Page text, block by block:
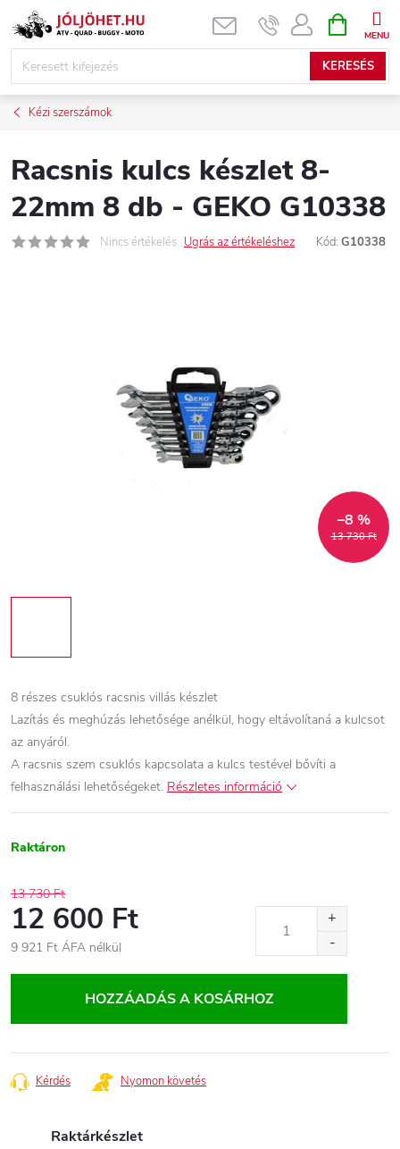
Ugrás
KERESÉS
KOSÁR
Kézi szerszámok
Racsnis kulcs készlet 8-
22mm 8 db - GEKO G10338
Nincs értékelés Ugrás az értékeléshez Kód: G10338
13 730 Ft
–8 %
8 részes csuklós racsnis villás készlet
Lazítás és meghúzás lehetősége anélkül, hogy eltávolítaná a kulcsot
az anyáról.
A racsnis szem csuklós kapcsolata a kulcs testével bővíti a
felhasználási lehetőségeket. Részletes információ
Raktáron
13 730 Ft
12 600 Ft
9 921 Ft ÁFA nélkül
HOZZÁADÁS A KOSÁRHOZ
Kérdés Nyomon követés
Raktárkészlet